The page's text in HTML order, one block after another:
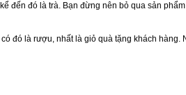
đến đó là trà. Bạn đừng nên bỏ qua sản
đó là rượu, nhất là giỏ quà tặng khách